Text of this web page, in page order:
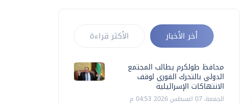
أخر الأخبار الأكثر قراءة
محافظ طولكرم يطالب المجتمع
الدولي بالتحرك الفوري لوقف
الانتهاكات الإسرائيلية
الجمعة، 07 اغسطس 2026 04:53 م